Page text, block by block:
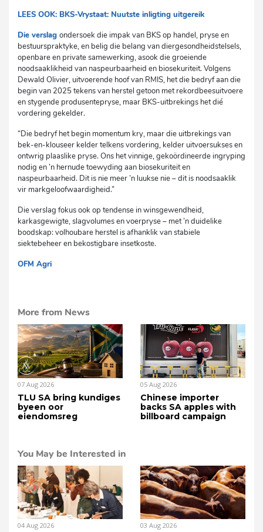
LEES OOK: BKS-Vrystaat: Nuutste inligting uitgereik
Die verslag ondersoek die impak van BKS op handel, pryse en
bestuurspraktyke, en belig die belang van diergesondheidstelsels,
openbare en private samewerking, asook die groeiende
noodsaaklikheid van naspeurbaarheid en biosekuriteit. Volgens
Dewald Olivier, uitvoerende hoof van RMIS, het die bedryf aan die
begin van 2025 tekens van herstel getoon met rekordbeesuitvoere
en stygende produsentepryse, maar BKS-uitbrekings het dié
vordering gekelder.
“Die bedryf het begin momentum kry, maar die uitbrekings van
bek-en-klouseer kelder telkens vordering, kelder uitvoersukses en
ontwrig plaaslike pryse. Ons het vinnige, gekoördineerde ingryping
nodig en ’n hernude toewyding aan biosekuriteit en
naspeurbaarheid. Dit is nie meer ’n luukse nie – dit is noodsaaklik
vir markgeloofwaardigheid.”
Die verslag fokus ook op tendense in winsgewendheid,
karkasgewigte, slagvolumes en voerpryse – met ’n duidelike
boodskap: volhoubare herstel is afhanklik van stabiele
siektebeheer en bekostigbare insetkoste.
OFM Agri
More from News
07 Aug 2026
TLU SA bring kundiges
byeen oor
eiendomsreg
05 Aug 2026
Chinese importer
backs SA apples with
billboard campaign
You May be Interested in
04 Aug 2026 03 Aug 2026